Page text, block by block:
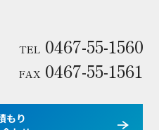
TEL 0467-55-1560
FAX 0467-55-1561
もり